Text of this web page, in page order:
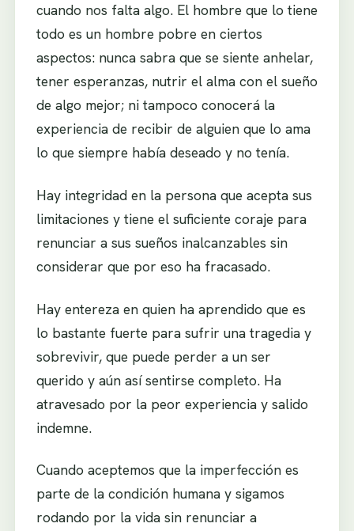
cuando nos falta algo. El hombre que lo tiene
todo es un hombre pobre en ciertos
aspectos: nunca sabra que se siente anhelar,
tener esperanzas, nutrir el alma con el sueño
de algo mejor; ni tampoco conocerá la
experiencia de recibir de alguien que lo ama
lo que siempre había deseado y no tenía.
Hay integridad en la persona que acepta sus
limitaciones y tiene el suficiente coraje para
renunciar a sus sueños inalcanzables sin
considerar que por eso ha fracasado.
Hay entereza en quien ha aprendido que es
lo bastante fuerte para sufrir una tragedia y
sobrevivir, que puede perder a un ser
querido y aún así sentirse completo. Ha
atravesado por la peor experiencia y salido
indemne.
Cuando aceptemos que la imperfección es
parte de la condición humana y sigamos
rodando por la vida sin renunciar a